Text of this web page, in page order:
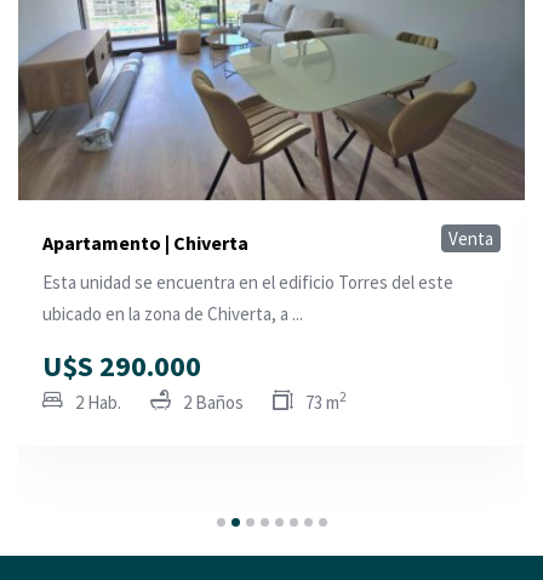
Apartamento | Chiverta
Venta
Esta unidad se encuentra en el edificio Torres del este
ubicado en la zona de Chiverta, a ...
U$S 290.000
2 Hab. 2 Baños 73 m2